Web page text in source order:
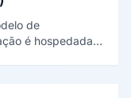
de
é hospedada